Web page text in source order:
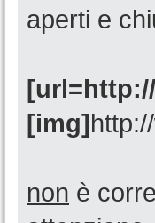
aperti e
[img]
non è